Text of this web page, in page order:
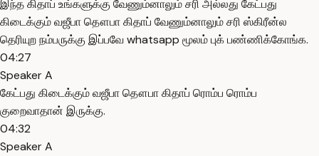
இந்த கிதாப் உங்களுக்கு வேணும்னாலும் சரி அல்லது கேட்பது
கிடைக்கும் வஜீபா தௌபா கிதாப் வேணும்னாலும் சரி ஸ்கிரீன்ல
தெரியுற நம்பருக்கு இப்பவே whatsapp மூலம் புக் பண்ணிக்கோங்க.
04:27
Speaker A
கேட்பது கிடைக்கும் வஜீபா தௌபா கிதாப் ரொம்ப ரொம்ப
குறைவாதான் இருக்கு.
04:32
Speaker A